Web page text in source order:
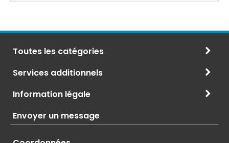
Toutes les catégories
Services additionnels
Information légale
Envoyer un message